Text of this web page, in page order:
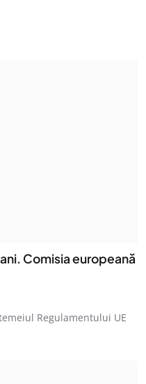
Comisia europeană
Regulamentului UE